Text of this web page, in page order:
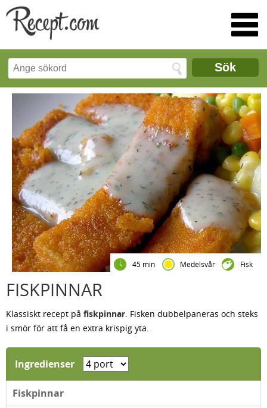
Sök
45 min Medelsvår Fisk
FISKPINNAR
Klassiskt recept på fiskpinnar. Fisken dubbelpaneras och steks
i smör för att få en extra krispig yta.
Ingredienser
Fiskpinnar